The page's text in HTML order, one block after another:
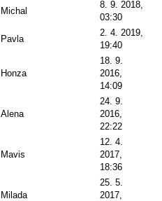
Michal
8. 9. 2018,
03:30
Pavla
2. 4. 2019,
19:40
Honza
18. 9.
2016,
14:09
Alena
24. 9.
2016,
22:22
Mavis
12. 4.
2017,
18:36
Milada
25. 5.
2017,